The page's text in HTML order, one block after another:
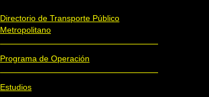
Directorio de Transporte Público
Metropolitano
Programa de Operación
Estudios